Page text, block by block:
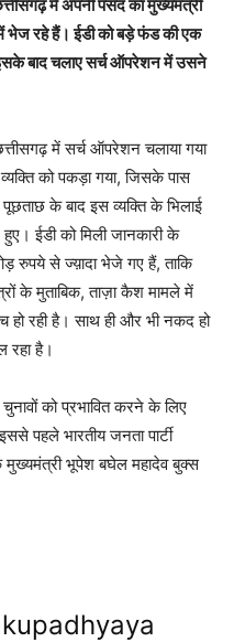
में अपनी पसंद का मुख्यमंत्री
में भेज रहे हैं। ईडी को बड़े फंड की एक
इसके बाद चलाए सर्च ऑपरेशन में उसने
में सर्च ऑपरेशन चलाया गया
को पकड़ा गया, जिसके पास
के बाद इस व्यक्ति के भिलाई
ईडी को मिली जानकारी के
रुपये से ज्य़ादा भेजे गए हैं, ताकि
के मुताबिक, ताज़ा कैश मामले में
हो रही है। साथ ही और भी नकद हो
रहा है।
को प्रभावित करने के लिए
पहले भारतीय जनता पार्टी
मुख्यमंत्री भूपेश बघेल महादेव बुक्स